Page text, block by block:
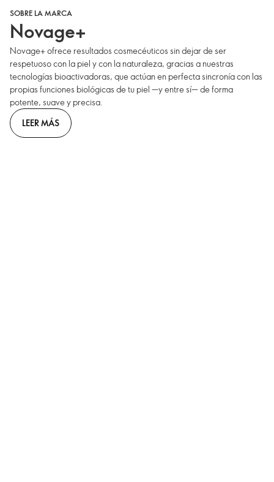
SOBRE LA MARCA
Novage+
Novage+ ofrece resultados cosmecéuticos sin dejar de ser
respetuoso con la piel y con la naturaleza, gracias a nuestras
tecnologías bioactivadoras, que actúan en perfecta sincronía con las
propias funciones biológicas de tu piel —y entre sí— de forma
potente, suave y precisa.
LEER MÁS